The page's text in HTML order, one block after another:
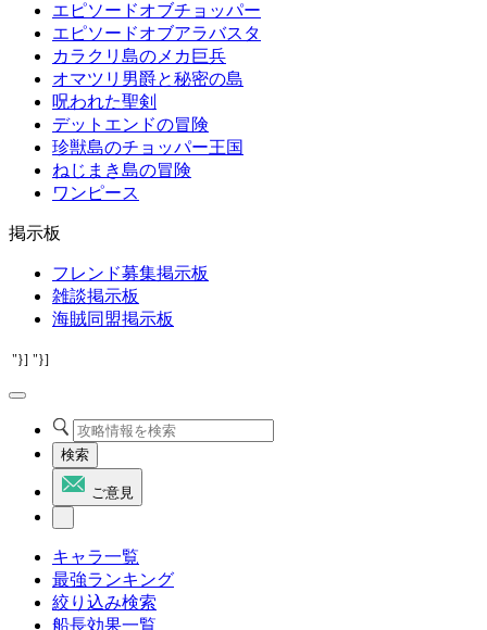
エピソードオブチョッパー
エピソードオブアラバスタ
カラクリ島のメカ巨兵
オマツリ男爵と秘密の島
呪われた聖剣
デットエンドの冒険
珍獣島のチョッパー王国
ねじまき島の冒険
ワンピース
掲示板
フレンド募集掲示板
雑談掲示板
海賊同盟掲示板
"}] "}]
検索
ご意見
キャラ一覧
最強ランキング
絞り込み検索
船長効果一覧